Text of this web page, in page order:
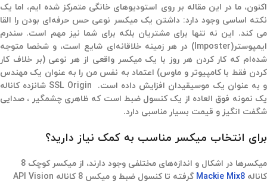
اکنون، ما در این مقاله بر روی استودیوهای خانگی متمرکز شده ایم، اما یک
نکته اساسی وجود دارد: داشتن یک میکسر نوعی حس حرفه‌ای بودن را القا
می کند. این نه تنها برای مشتریان بلکه برای شما نیز مهم است. سندرم
ایمپوستر(Imposter) در هر زمینه خلاقانه‌ای شایع است، و شخصا متوجه
شده‌ام که کار کردن هر روز با یک میکسر واقعی از هر نوعی (بر خلاف کار
کردن فقط با کامپیوتر و ماوس) اعتماد به نفس من را به عنوان یک مهندس
و به عنوان یک موسیقیدان افزایش داده است. SSL Origin شانزده کاناله
یک نمونه فوق العاده از یک کنسول ضبط است که ظاهری چشمگیر ، صدایی
شگفت انگیز و قیمت بسیار مناسبی دارد.
برای انتخاب میکسر مناسب به کمک نیاز دارید؟
میکسرها در اشکال و اندازه‌های مختلفی وجود دارند، از میکسر کوچک 8
کاناله Mackie Mix8
گرفته تا کنسول ضبط و میکس 8 کاناله API Vision